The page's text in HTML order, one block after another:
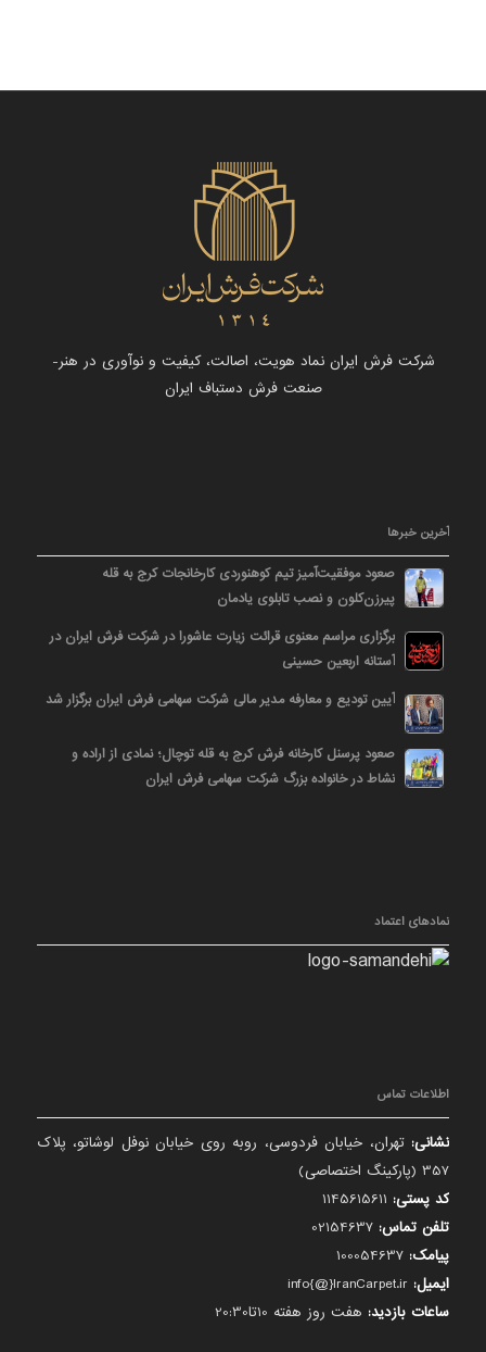
شرکت فرش ایران نماد هویت، اصالت، کیفیت و نوآوری در هنر-
صنعت فرش دستباف ایران
آخرین خبرها
صعود موفقیت‌آمیز تیم کوهنوردی کارخانجات کرج به قله
پیرزن‌کلون و نصب تابلوی یادمان
برگزاری مراسم معنوی قرائت زیارت عاشورا در شرکت فرش ایران در
آستانه اربعین حسینی
آیین تودیع و معارفه مدیر مالی شرکت سهامی فرش ایران برگزار شد
صعود پرسنل کارخانه فرش کرج به قله توچال؛ نمادی از اراده و
نشاط در خانواده بزرگ شرکت سهامی فرش ایران
نمادهای اعتماد
اطلاعات تماس
نشانی: تهران، خیابان فردوسی، روبه روی خیابان نوفل لوشاتو، پلاک
357 (پارکینگ اختصاصی)
کد پستی:
تلفن تماس:
پیامک:
ایمیل:
ساعات بازدید: هفت روز هفته 10تا20:30